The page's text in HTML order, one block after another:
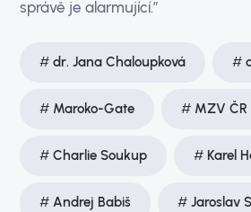
správě je alarmující.”
dr. Jana Chaloupková
Maroko-Gate MZV
Charlie Soukup Karel
Andrej Babiš Jaroslav